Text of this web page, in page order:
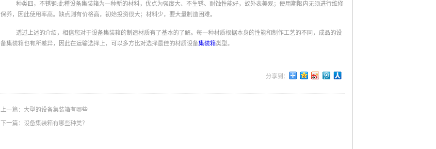
种类四，不锈钢:此種设备集装箱为一种新的材料，优点为强度大、不生锈、耐蚀性能好，故外表美观；使用期限内无须进行维修
保养，因此使用率高。缺点则有价格高，初始投资很大；材料少，要大量制造困难。
透过上述的介绍，相信您对于设备集装箱的制造材质有了基本的了解。每一种材质根据本身的性能和制作工艺的不同，成品的设
备集装箱也有所差异，因此在运输选择上，可以多方比对选择最佳的材质设备集装箱类型。
上一篇： 大型的设备集装箱有哪些
下一篇： 设备集装箱有哪些种类？